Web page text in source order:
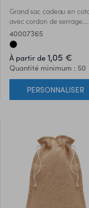
Grand sac cadeau en
avec cordon de serrage.
Dimensions: 30 x 47cm.
/ m².
40007365
À partir de 1,05 €
Quantité minimum : 50
PERSONNALISER